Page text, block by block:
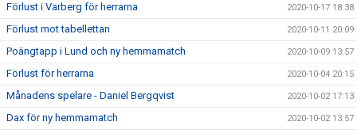
Förlust i Varberg för herrarna 2020-10-17 18:38
Förlust mot tabellettan 2020-10-11 20:09
Poängtapp i Lund och ny hemmamatch 2020-10-09 13:57
Förlust för herrarna 2020-10-04 20:15
Månadens spelare - Daniel Bergqvist 2020-10-02 17:13
Dax för ny hemmamatch 2020-10-02 13:57